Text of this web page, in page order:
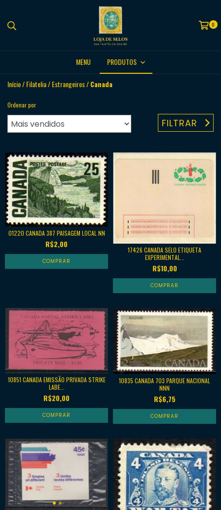
0
MENU PRODUTOS
Início/Filatelia/Estrangeiros/Canada
Ordenar por
FILTRAR
01220 CANADA 387 PAISAGEM LOCAL NN
R$2,00
17426 CANADA SELO ETIQUETA
EXPERIMENTAL...
R$10,00
10851 CANADA EMISSÃO PRIVADA STRIKE
LABE...
R$20,00
10835 CANADA 703 PARQUE NACIONAL
NNN
R$6,75